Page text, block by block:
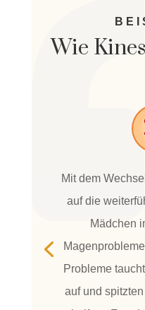
Wie
Mit dem
auf die
Mädchen
Probleme
auf und